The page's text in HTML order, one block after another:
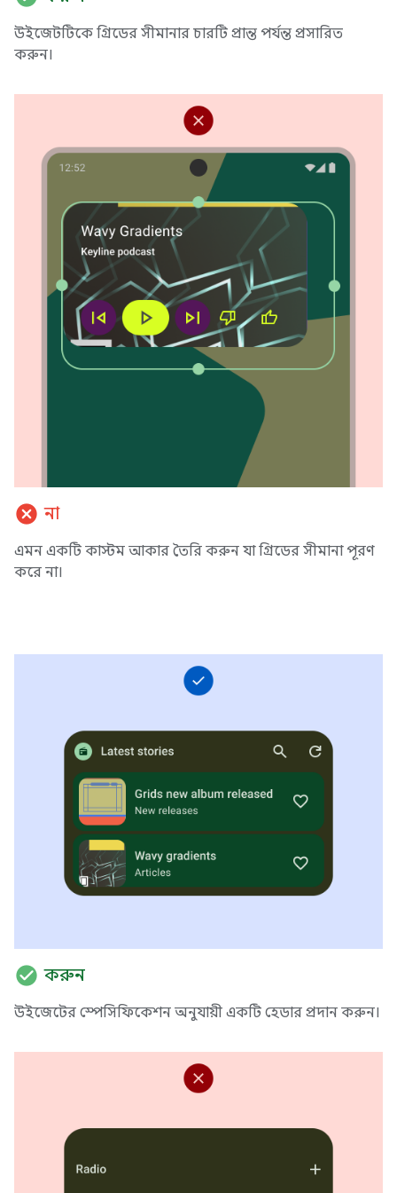
উইজেটটিকে গ্রিডের সীমানার চারটি প্রান্ত পর্যন্ত প্রসারিত
করুন।
cancel না
এমন একটি কাস্টম আকার তৈরি করুন যা গ্রিডের সীমানা পূরণ
করে না।
check_circle করুন
উইজেটের স্পেসিফিকেশন অনুযায়ী একটি হেডার প্রদান করুন।